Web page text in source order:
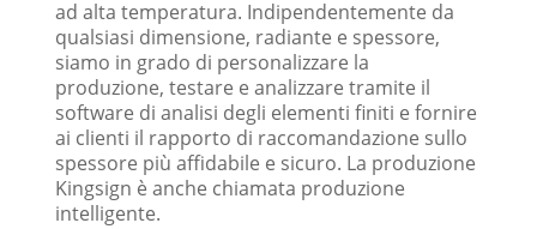
ad alta temperatura. Indipendentemente da
qualsiasi dimensione, radiante e spessore,
siamo in grado di personalizzare la
produzione, testare e analizzare tramite il
software di analisi degli elementi finiti e fornire
ai clienti il ​​rapporto di raccomandazione sullo
spessore più affidabile e sicuro. La produzione
Kingsign è anche chiamata produzione
intelligente.